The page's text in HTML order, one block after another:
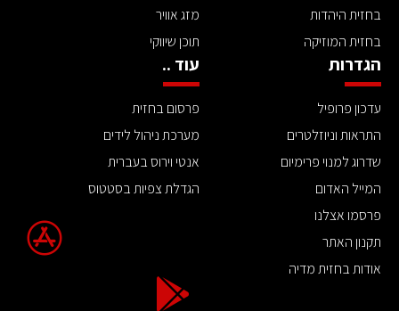
בחזית היהדות
בחזית המוזיקה
מזג אוויר
תוכן שיווקי
הגדרות
עדכון פרופיל
התראות וניוזלטרים
שדרוג למנוי פרימיום
המייל האדום
פרסמו אצלנו
תקנון האתר
אודות בחזית מדיה
עוד ..
פרסום בחזית
מערכת ניהול לידים
אנטי וירוס בעברית
הגדלת צפיות בסטטוס